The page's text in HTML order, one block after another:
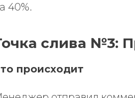
40%.
слива №3:
происходит